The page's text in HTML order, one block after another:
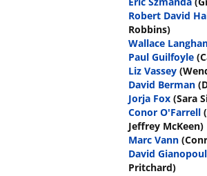
Robert David
Robbins)
Wallace
Paul Guilfoyle
Liz Vassey
David Berman
Jorja Fox (Sara
Conor O'Farrell
Jeffrey McKeen)
Marc Vann
David
Pritchard)